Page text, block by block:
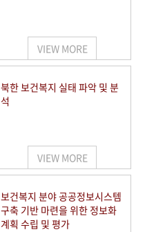
VIEW MORE
북한 보건복지 실태 파악 및 분
석
VIEW MORE
보건복지 분야 공공정보시스템
구축 기반 마련을 위한 정보화
계획 수립 및 평가